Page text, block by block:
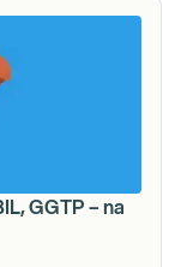
GGTP – na